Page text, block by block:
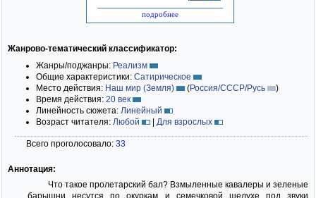
подробнее
Жанрово-тематический классификатор:
Жанры/поджанры: Реализм
Общие характеристики: Сатирическое
Место действия: Наш мир (Земля) (Россия/СССР/Русь
)
Время действия: 20 век
Линейность сюжета: Линейный
Возраст читателя: Любой | Для взрослых
Всего проголосовало: 33
Аннотация:
Что такое пролетарский бал? Взмыленные кавалеры и зеленые
барышни несутся по окуркам и семечковой шелухе под звуки